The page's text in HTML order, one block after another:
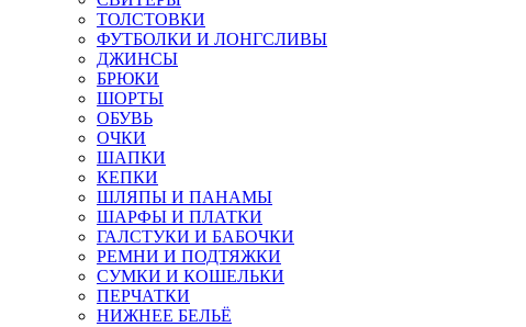
ТОЛСТОВКИ
ФУТБОЛКИ И ЛОНГСЛИВЫ
ДЖИНСЫ
БРЮКИ
ШОРТЫ
ОБУВЬ
ОЧКИ
ШАПКИ
КЕПКИ
ШЛЯПЫ И ПАНАМЫ
ШАРФЫ И ПЛАТКИ
ГАЛСТУКИ И БАБОЧКИ
РЕМНИ И ПОДТЯЖКИ
СУМКИ И КОШЕЛЬКИ
ПЕРЧАТКИ
НИЖНЕЕ БЕЛЬЁ